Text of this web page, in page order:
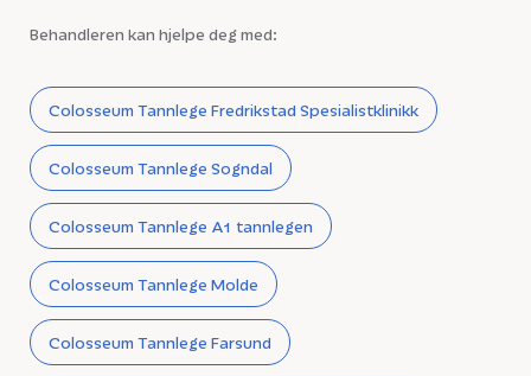
Behandleren kan hjelpe deg med:
Colosseum Tannlege Fredrikstad Spesialistklinikk
Colosseum Tannlege Sogndal
Colosseum Tannlege A1 tannlegen
Colosseum Tannlege Molde
Colosseum Tannlege Farsund